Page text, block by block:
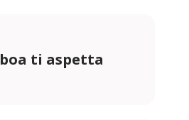
ti aspetta